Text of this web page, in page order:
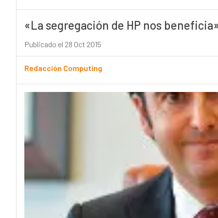
«La segregación de HP nos
Publicado el 28 Oct 2015
Redacción Computing